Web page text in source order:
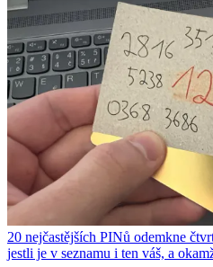
20 nejčastějších PINů odemkne
jestli je v seznamu i ten váš, a